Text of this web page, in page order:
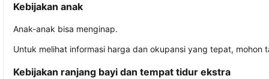
Kebijakan anak
Anak-anak bisa menginap.
Untuk melihat informasi harga dan okupansi yang tepat,
Kebijakan ranjang bayi dan tempat tidur ekstra